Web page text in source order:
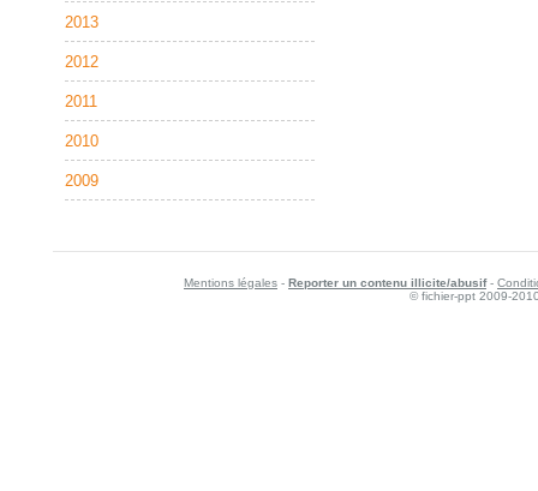
2013
2012
2011
2010
2009
Mentions légales - Reporter un contenu illicite/abusif-
© fichier-ppt 2009-